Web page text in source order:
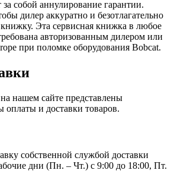
собой аннулирование гарантии.
дилер аккуратно и безотлагательно
Эта сервисная книжка в любое
авторизованным дилером или
при поломке оборудования Bobcat.
нашем сайте представлены
оплаты и доставки товаров.
собственной службой доставки
дни (Пн. – Чт.) с 9:00 до 18:00, Пт.